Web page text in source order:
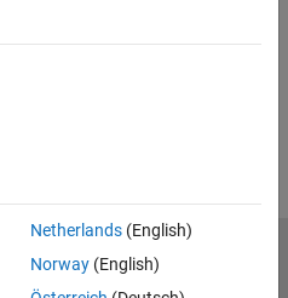
Netherlands(English)
Norway(English)
Informativa sulla privacy